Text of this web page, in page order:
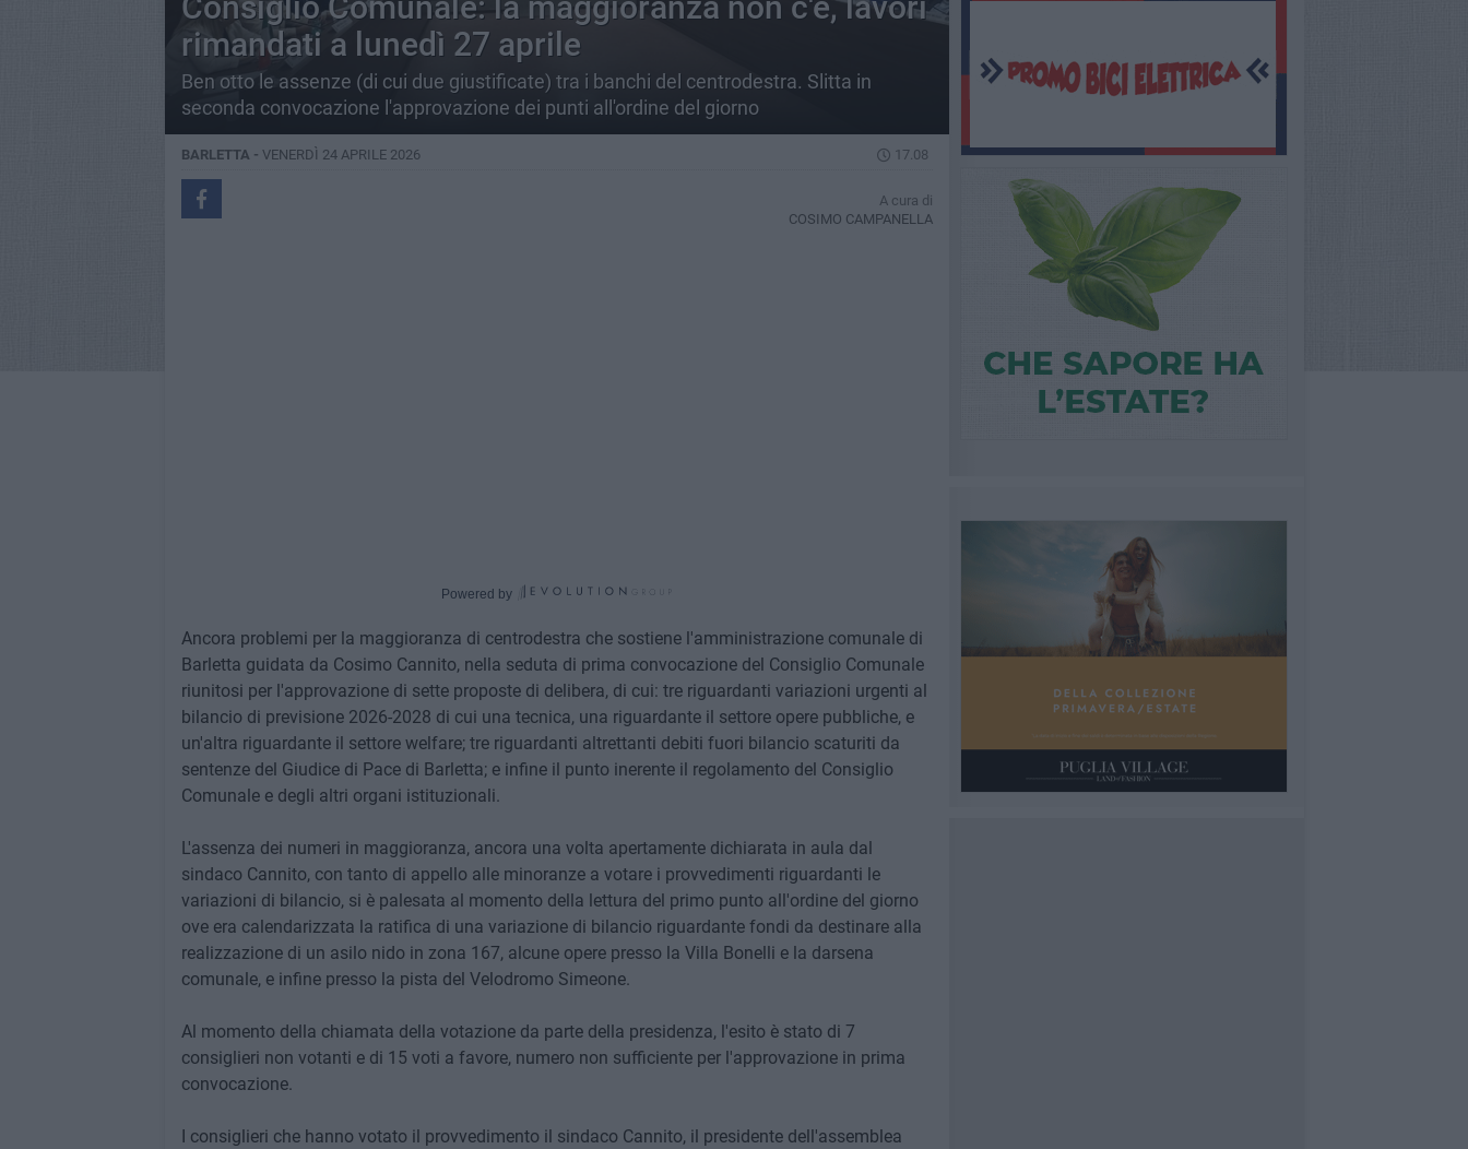
rimandati a lunedì 27 aprile
Ben otto le assenze (di cui due giustificate) tra i banchi del centrodestra. Slitta in
seconda convocazione l'approvazione dei punti all'ordine del giorno
BARLETTA - VENERDÌ 24 APRILE 2026 17.08
A cura di
COSIMO CAMPANELLA
Powered by
Ancora problemi per la maggioranza di centrodestra che sostiene l'amministrazione comunale di
Barletta guidata da Cosimo Cannito, nella seduta di prima convocazione del Consiglio Comunale
riunitosi per l'approvazione di sette proposte di delibera, di cui: tre riguardanti variazioni urgenti al
bilancio di previsione 2026-2028 di cui una tecnica, una riguardante il settore opere pubbliche, e
un'altra riguardante il settore welfare; tre riguardanti altrettanti debiti fuori bilancio scaturiti da
sentenze del Giudice di Pace di Barletta; e infine il punto inerente il regolamento del Consiglio
Comunale e degli altri organi istituzionali.
L'assenza dei numeri in maggioranza, ancora una volta apertamente dichiarata in aula dal
sindaco Cannito, con tanto di appello alle minoranze a votare i provvedimenti riguardanti le
variazioni di bilancio, si è palesata al momento della lettura del primo punto all'ordine del giorno
ove era calendarizzata la ratifica di una variazione di bilancio riguardante fondi da destinare alla
realizzazione di un asilo nido in zona 167, alcune opere presso la Villa Bonelli e la darsena
comunale, e infine presso la pista del Velodromo Simeone.
Al momento della chiamata della votazione da parte della presidenza, l'esito è stato di 7
consiglieri non votanti e di 15 voti a favore, numero non sufficiente per l'approvazione in prima
convocazione.
I consiglieri che hanno votato il provvedimento il sindaco Cannito, il presidente dell'assemblea